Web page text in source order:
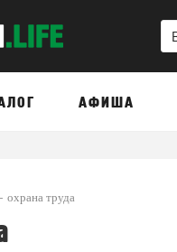
АФИША
охрана труда